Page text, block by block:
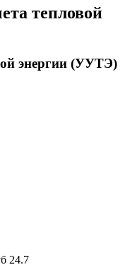
тепловой
энергии (УУТЭ)
24.7